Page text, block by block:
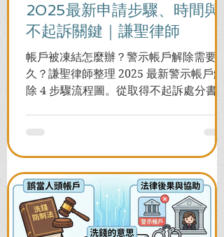
2025最新申請步驟、時間與
不起訴關鍵｜謙聖律師
帳戶被凍結怎麼辦？警示帳戶解除需要多
久？謙聖律師整理 2025 最新警示帳戶解
除 4 步驟流程圖。從取得不起訴處分書到